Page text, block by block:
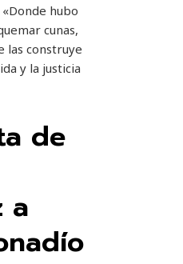
hubo
cunas,
las construye
y la justicia
de
a